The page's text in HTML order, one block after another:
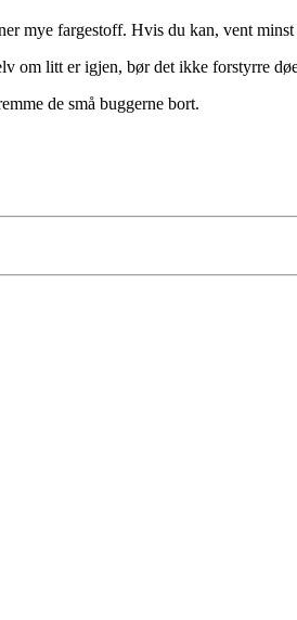
mye fargestoff. Hvis du kan, vent
om litt er igjen, bør det ikke forstyrre
de små buggerne bort.